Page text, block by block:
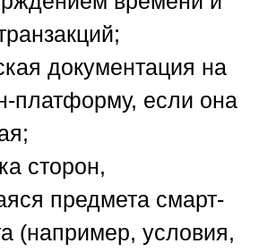
документация на
платформу, если она
сторон,
предмета смарт-
(например, условия,